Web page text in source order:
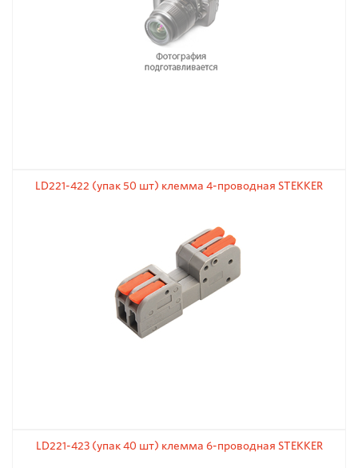
LD221-422 (упак 50 шт) клемма 4-проводная STEKKER
LD221-423 (упак 40 шт) клемма 6-проводная STEKKER